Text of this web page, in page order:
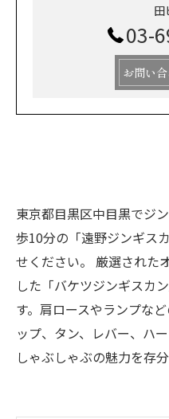
田
03-
お問い
東京都目黒区中目黒でジ
歩10分の「遠野ジンギス
せください。 厳選された
した「バケツジンギスカ
す。肩ロースやランプな
ップ、タン、レバー、ハ
しゃぶしゃぶの魅力を存